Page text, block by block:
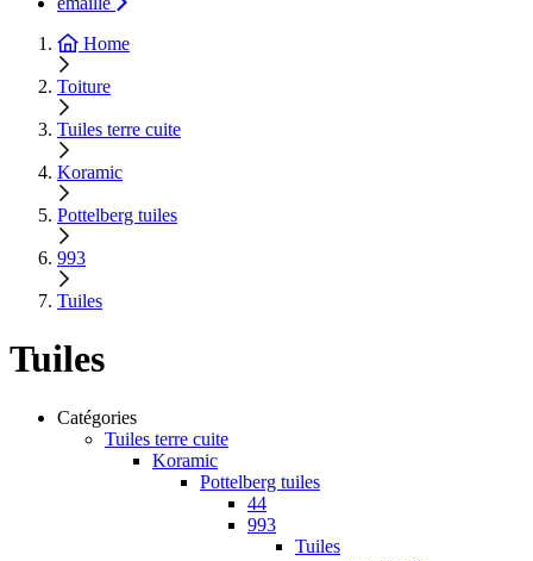
Home
Toiture
Tuiles terre cuite
Koramic
Pottelberg tuiles
993
Tuiles
Tuiles
Catégories
Tuiles terre cuite
Koramic
Pottelberg tuiles
44
993
Tuiles